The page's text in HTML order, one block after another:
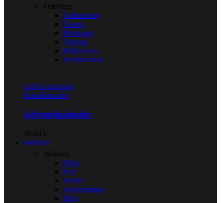
Feiertage
Valentinstag
Ostern
Muttertag
Vatertag
Halloween
Weihnachten
Add to compare
Schnellansicht
Adventskalender
20,00 €
Wohnen
Wohnen
Deko
Flur
Küche
Wohnzimmer
Büro